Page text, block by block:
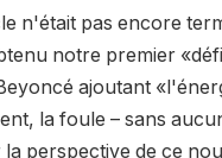
n'était pas encore
notre premier
ajoutant
la foule – sans
perspective de ce